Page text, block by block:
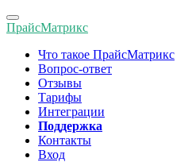
Toggle
navigation
ПрайсМатрикс
Что такое ПрайсМатрикс
Вопрос-ответ
Отзывы
Тарифы
Интеграции
Поддержка
Контакты
Вход